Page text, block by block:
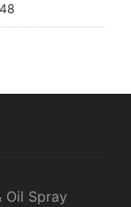
Oil Spray